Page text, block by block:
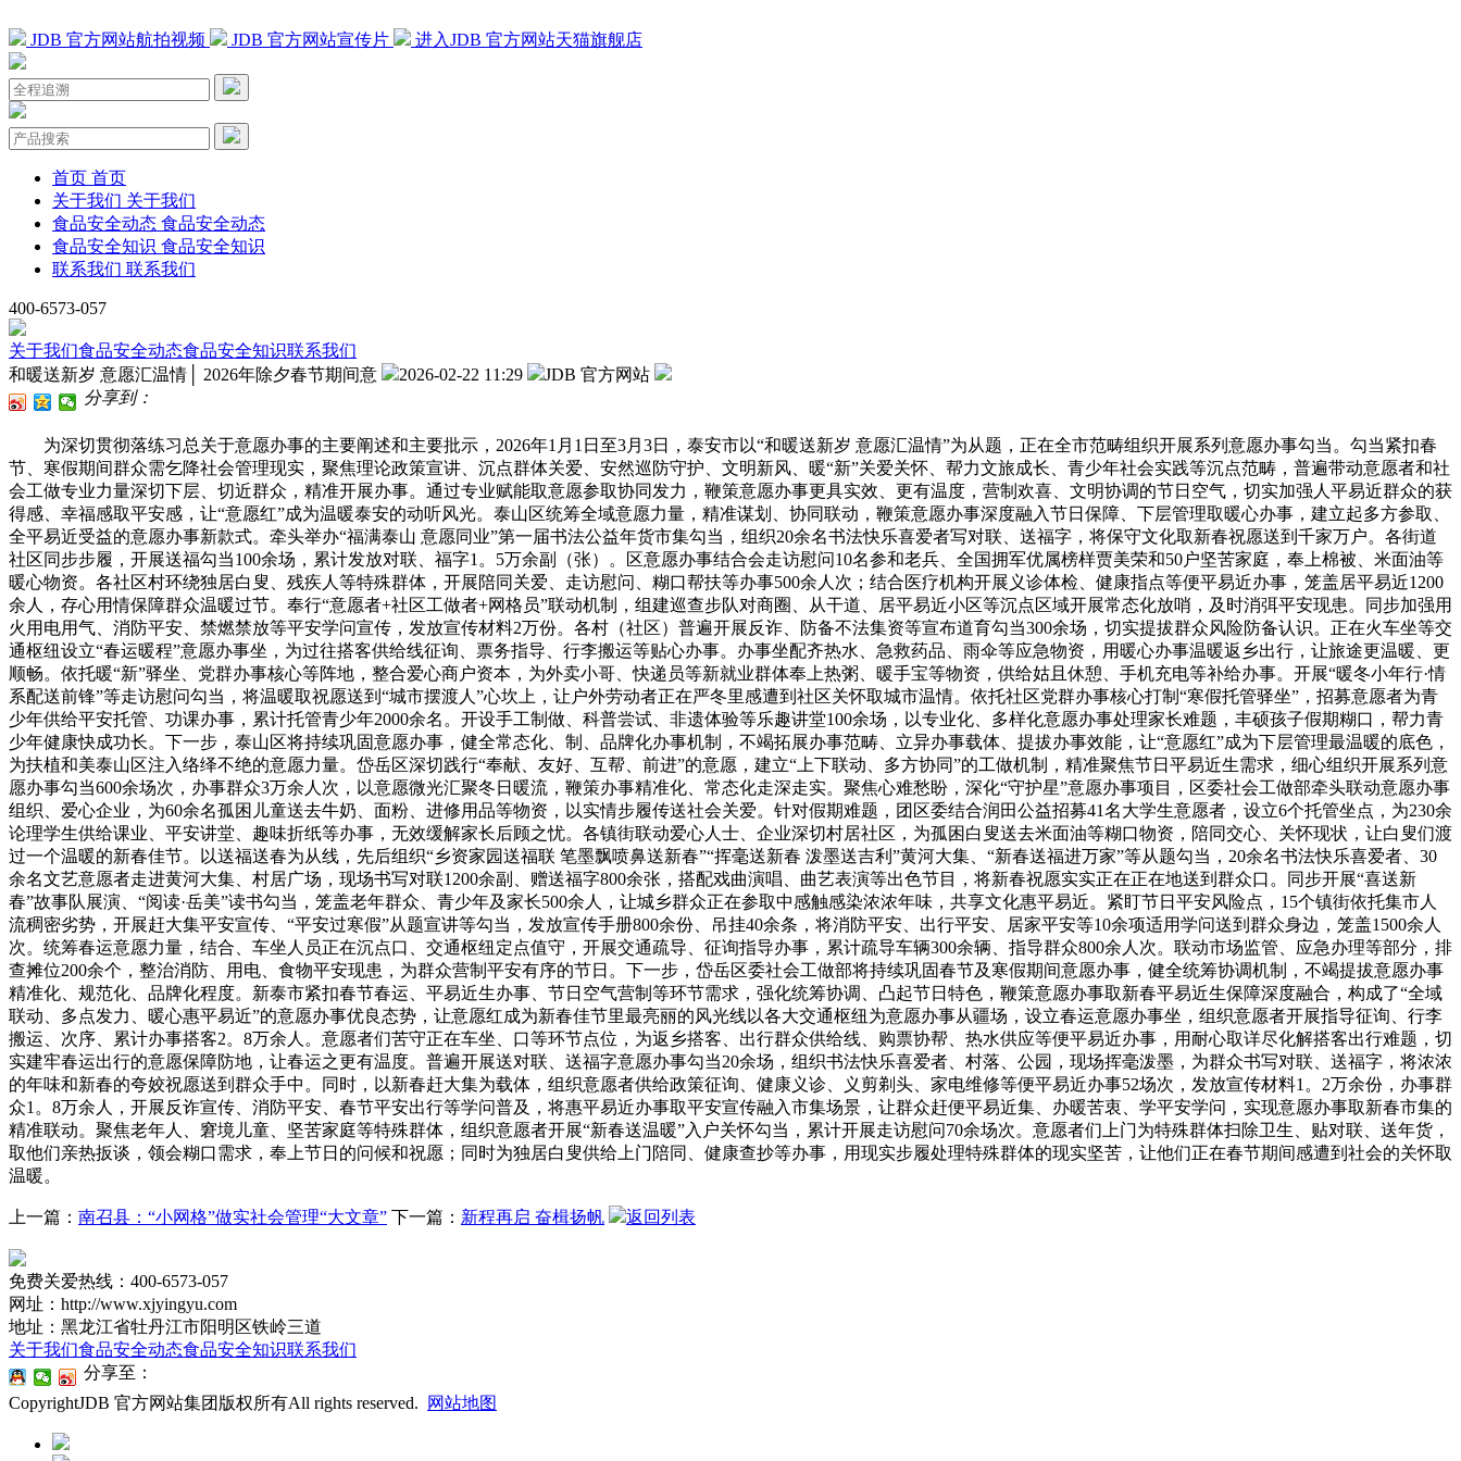
JDB 官方网站航拍视频 JDB 官方网站宣传片 进入JDB 官方网站天猫旗舰店
首页 首页
关于我们 关于我们
食品安全动态 食品安全动态
食品安全知识 食品安全知识
联系我们 联系我们
400-6573-057
关于我们食品安全动态食品安全知识联系我们
和暖送新岁 意愿汇温情│ 2026年除夕春节期间意
2026-02-22 11:29
JDB 官方网站
分享到：
为深切贯彻落练习总关于意愿办事的主要阐述和主要批示，2026年1月1日至3月3日，泰安市以“和暖送新岁 意愿汇温情”为从题，正在全市范畴组织开展系列意愿办事勾当。勾当紧扣春
节、寒假期间群众需乞降社会管理现实，聚焦理论政策宣讲、沉点群体关爱、安然巡防守护、文明新风、暖“新”关爱关怀、帮力文旅成长、青少年社会实践等沉点范畴，普遍带动意愿者和社
会工做专业力量深切下层、切近群众，精准开展办事。通过专业赋能取意愿参取协同发力，鞭策意愿办事更具实效、更有温度，营制欢喜、文明协调的节日空气，切实加强人平易近群众的获
得感、幸福感取平安感，让“意愿红”成为温暖泰安的动听风光。泰山区统筹全域意愿力量，精准谋划、协同联动，鞭策意愿办事深度融入节日保障、下层管理取暖心办事，建立起多方参取、
全平易近受益的意愿办事新款式。牵头举办“福满泰山 意愿同业”第一届书法公益年货市集勾当，组织20余名书法快乐喜爱者写对联、送福字，将保守文化取新春祝愿送到千家万户。各街道
社区同步步履，开展送福勾当100余场，累计发放对联、福字1。5万余副（张）。区意愿办事结合会走访慰问10名参和老兵、全国拥军优属榜样贾美荣和50户坚苦家庭，奉上棉被、米面油等
暖心物资。各社区村环绕独居白叟、残疾人等特殊群体，开展陪同关爱、走访慰问、糊口帮扶等办事500余人次；结合医疗机构开展义诊体检、健康指点等便平易近办事，笼盖居平易近1200
余人，存心用情保障群众温暖过节。奉行“意愿者+社区工做者+网格员”联动机制，组建巡查步队对商圈、从干道、居平易近小区等沉点区域开展常态化放哨，及时消弭平安现患。同步加强用
火用电用气、消防平安、禁燃禁放等平安学问宣传，发放宣传材料2万份。各村（社区）普遍开展反诈、防备不法集资等宣布道育勾当300余场，切实提拔群众风险防备认识。正在火车坐等交
通枢纽设立“春运暖程”意愿办事坐，为过往搭客供给线征询、票务指导、行李搬运等贴心办事。办事坐配齐热水、急救药品、雨伞等应急物资，用暖心办事温暖返乡出行，让旅途更温暖、更
顺畅。依托暖“新”驿坐、党群办事核心等阵地，整合爱心商户资本，为外卖小哥、快递员等新就业群体奉上热粥、暖手宝等物资，供给姑且休憩、手机充电等补给办事。开展“暖冬小年行·情
系配送前锋”等走访慰问勾当，将温暖取祝愿送到“城市摆渡人”心坎上，让户外劳动者正在严冬里感遭到社区关怀取城市温情。依托社区党群办事核心打制“寒假托管驿坐”，招募意愿者为青
少年供给平安托管、功课办事，累计托管青少年2000余名。开设手工制做、科普尝试、非遗体验等乐趣讲堂100余场，以专业化、多样化意愿办事处理家长难题，丰硕孩子假期糊口，帮力青
少年健康快成功长。下一步，泰山区将持续巩固意愿办事，健全常态化、制、品牌化办事机制，不竭拓展办事范畴、立异办事载体、提拔办事效能，让“意愿红”成为下层管理最温暖的底色，
为扶植和美泰山区注入络绎不绝的意愿力量。岱岳区深切践行“奉献、友好、互帮、前进”的意愿，建立“上下联动、多方协同”的工做机制，精准聚焦节日平易近生需求，细心组织开展系列意
愿办事勾当600余场次，办事群众3万余人次，以意愿微光汇聚冬日暖流，鞭策办事精准化、常态化走深走实。聚焦心难愁盼，深化“守护星”意愿办事项目，区委社会工做部牵头联动意愿办事
组织、爱心企业，为60余名孤困儿童送去牛奶、面粉、进修用品等物资，以实情步履传送社会关爱。针对假期难题，团区委结合润田公益招募41名大学生意愿者，设立6个托管坐点，为230余
论理学生供给课业、平安讲堂、趣味折纸等办事，无效缓解家长后顾之忧。各镇街联动爱心人士、企业深切村居社区，为孤困白叟送去米面油等糊口物资，陪同交心、关怀现状，让白叟们渡
过一个温暖的新春佳节。以送福送春为从线，先后组织“乡资家园送福联 笔墨飘喷鼻送新春”“挥毫送新春 泼墨送吉利”黄河大集、“新春送福进万家”等从题勾当，20余名书法快乐喜爱者、30
余名文艺意愿者走进黄河大集、村居广场，现场书写对联1200余副、赠送福字800余张，搭配戏曲演唱、曲艺表演等出色节目，将新春祝愿实实正在正在地送到群众口。同步开展“喜送新
春”故事队展演、“阅读·岳美”读书勾当，笼盖老年群众、青少年及家长500余人，让城乡群众正在参取中感触感染浓浓年味，共享文化惠平易近。紧盯节日平安风险点，15个镇街依托集市人
流稠密劣势，开展赶大集平安宣传、“平安过寒假”从题宣讲等勾当，发放宣传手册800余份、吊挂40余条，将消防平安、出行平安、居家平安等10余项适用学问送到群众身边，笼盖1500余人
次。统筹春运意愿力量，结合、车坐人员正在沉点口、交通枢纽定点值守，开展交通疏导、征询指导办事，累计疏导车辆300余辆、指导群众800余人次。联动市场监管、应急办理等部分，排
查摊位200余个，整治消防、用电、食物平安现患，为群众营制平安有序的节日。下一步，岱岳区委社会工做部将持续巩固春节及寒假期间意愿办事，健全统筹协调机制，不竭提拔意愿办事
精准化、规范化、品牌化程度。新泰市紧扣春节春运、平易近生办事、节日空气营制等环节需求，强化统筹协调、凸起节日特色，鞭策意愿办事取新春平易近生保障深度融合，构成了“全域
联动、多点发力、暖心惠平易近”的意愿办事优良态势，让意愿红成为新春佳节里最亮丽的风光线以各大交通枢纽为意愿办事从疆场，设立春运意愿办事坐，组织意愿者开展指导征询、行李
搬运、次序、累计办事搭客2。8万余人。意愿者们苦守正在车坐、口等环节点位，为返乡搭客、出行群众供给线、购票协帮、热水供应等便平易近办事，用耐心取详尽化解搭客出行难题，切
实建牢春运出行的意愿保障防地，让春运之更有温度。普遍开展送对联、送福字意愿办事勾当20余场，组织书法快乐喜爱者、村落、公园，现场挥毫泼墨，为群众书写对联、送福字，将浓浓
的年味和新春的夸姣祝愿送到群众手中。同时，以新春赶大集为载体，组织意愿者供给政策征询、健康义诊、义剪剃头、家电维修等便平易近办事52场次，发放宣传材料1。2万余份，办事群
众1。8万余人，开展反诈宣传、消防平安、春节平安出行等学问普及，将惠平易近办事取平安宣传融入市集场景，让群众赶便平易近集、办暖苦衷、学平安学问，实现意愿办事取新春市集的
精准联动。聚焦老年人、窘境儿童、坚苦家庭等特殊群体，组织意愿者开展“新春送温暖”入户关怀勾当，累计开展走访慰问70余场次。意愿者们上门为特殊群体扫除卫生、贴对联、送年货，
取他们亲热扳谈，领会糊口需求，奉上节日的问候和祝愿；同时为独居白叟供给上门陪同、健康查抄等办事，用现实步履处理特殊群体的现实坚苦，让他们正在春节期间感遭到社会的关怀取
温暖。
上一篇： 南召县：“小网格”做实社会管理“大文章” 下一篇： 新程再启 奋楫扬帆 返回列表
免费关爱热线：400-6573-057
网址：http://www.xjyingyu.com
地址：黑龙江省牡丹江市阳明区铁岭三道
关于我们食品安全动态食品安全知识联系我们
分享至：
CopyrightJDB 官方网站集团版权所有All rights reserved.
网站地图